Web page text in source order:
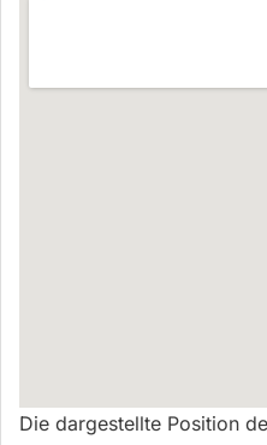
Die dargestellte Position